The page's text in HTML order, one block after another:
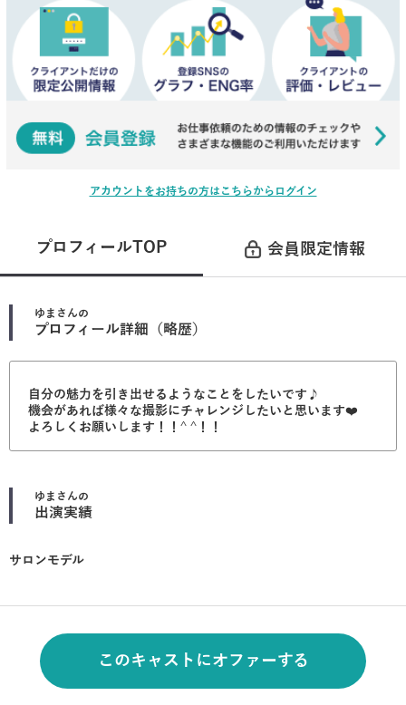
アカウントをお持ちの方はこちらからログイン
プロフィールTOP 会員限定情報
ゆま さんの
プロフィール詳細（略歴）
自分の魅力を引き出せるようなことをしたいです♪
機会があれば様々な撮影にチャレンジしたいと思います❤️
よろしくお願いします！！^ ^！！
ゆま さんの
出演実績
サロンモデル
このキャストにオファーする